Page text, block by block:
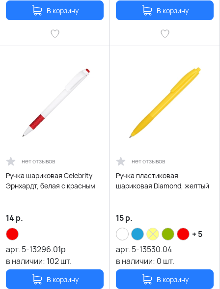
В корзину В корзину
нет отзывов
Ручка шариковая Celebrity
Эрнхардт, белая с красным
14 р.
арт. 5-13296.01р
в наличии: 102шт.
В корзину
нет отзывов
Ручка пластиковая
шариковая Diamond, желтый
15р.
+ 5
арт. 5-13530.04
в наличии: 0 шт.
В корзину